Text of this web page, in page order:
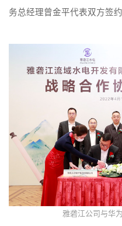
务总经理曾金平代表双方签约
雅砻江公司与华